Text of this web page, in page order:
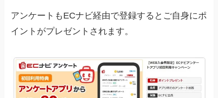
アンケートもECナビ経由で登録するとご自身にポ
イントがプレゼントされます。